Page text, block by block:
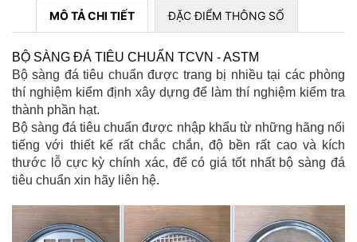
CHỐT ĐO CO NGÓT BÊ TÔNG BẰNG INOX
MÔ TẢ CHI TIẾT ĐẶC ĐIỂM THÔNG SỐ
BỘ SÀNG ĐÁ TIÊU CHUẨN TCVN - ASTM
Bộ sàng đá tiêu chuẩn được trang bị nhiều tại các phòng
thí nghiệm kiểm định xây dựng để làm thí nghiệm kiểm tra
thành phần hạt.
Bộ sàng đá tiêu chuẩn được nhập khẩu từ những hãng nối
tiếng với thiết kế rất chắc chắn, độ bền rất cao và kích
thước lỗ cực kỳ chính xác, để có giá tốt nhất bộ sàng đá
tiêu chuẩn xin hãy liên hệ.